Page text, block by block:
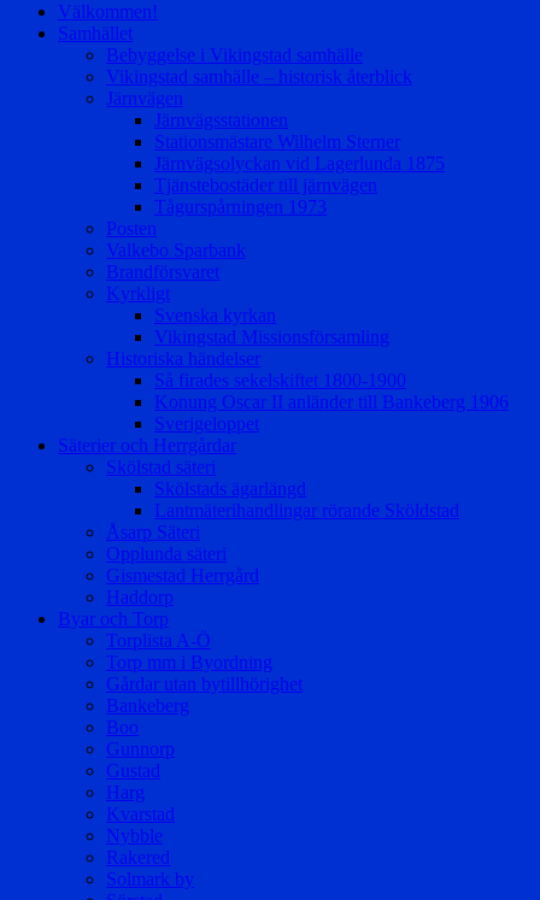
Välkommen!
Samhället
Bebyggelse i Vikingstad samhälle
Vikingstad samhälle – historisk återblick
Järnvägen
Järnvägsstationen
Stationsmästare Wilhelm Sterner
Järnvägsolyckan vid Lagerlunda 1875
Tjänstebostäder till järnvägen
Tågurspårningen 1973
Posten
Valkebo Sparbank
Brandförsvaret
Kyrkligt
Svenska kyrkan
Vikingstad Missionsförsamling
Historiska händelser
Så firades sekelskiftet 1800-1900
Konung Oscar II anländer till Bankeberg 1906
Sverigeloppet
Säterier och Herrgårdar
Skölstad säteri
Skölstads ägarlängd
Lantmäterihandlingar rörande Sköldstad
Åsarp Säteri
Opplunda säteri
Gismestad Herrgård
Haddorp
Byar och Torp
Torplista A-Ö
Torp mm i Byordning
Gårdar utan bytillhörighet
Bankeberg
Boo
Gunnorp
Gustad
Harg
Kvarstad
Nybble
Rakered
Solmark by